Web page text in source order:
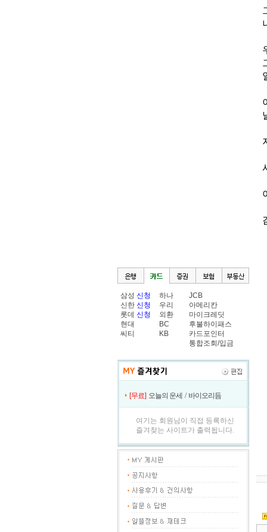
삼성 신청
신한 신청
롯데 신청
현대
씨티
하나
우리
외환
BC
KB
JCB
아메리칸
마이크레딧
후불하이패스
카드포인터
통합조회/입금
[무료] 오늘의 운세 / 바이오리듬
여기는 회원님이 직접 등록하신
즐겨찾는 사이트가 출력됩니다.